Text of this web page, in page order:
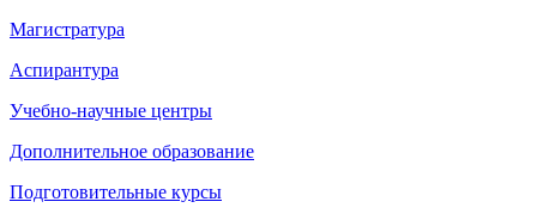
Магистратура
Аспирантура
Учебно-научные центры
Дополнительное образование
Подготовительные курсы